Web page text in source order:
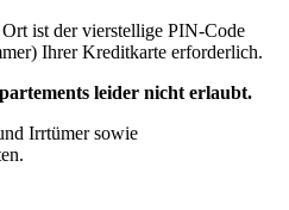
ist der vierstellige PIN-Code
Ihrer Kreditkarte erforderlich.
leider nicht erlaubt.
Irrtümer sowie